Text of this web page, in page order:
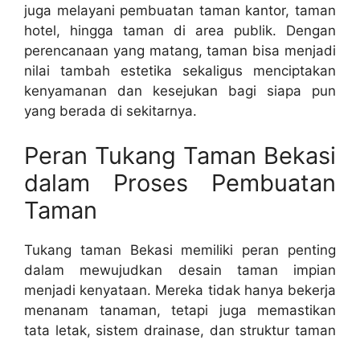
juga melayani pembuatan taman kantor, taman
hotel, hingga taman di area publik. Dengan
perencanaan yang matang, taman bisa menjadi
nilai tambah estetika sekaligus menciptakan
kenyamanan dan kesejukan bagi siapa pun
yang berada di sekitarnya.
Peran Tukang Taman Bekasi
dalam Proses Pembuatan
Taman
Tukang taman Bekasi memiliki peran penting
dalam mewujudkan desain taman impian
menjadi kenyataan. Mereka tidak hanya bekerja
menanam tanaman, tetapi juga memastikan
tata letak, sistem drainase, dan struktur taman